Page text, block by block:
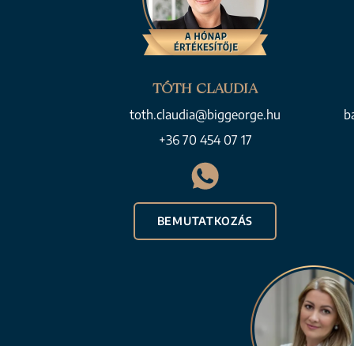
TÓTH CLAUDIA
toth.claudia@biggeorge.hu
+36 70 454 07 17
BEMUTATKOZÁS